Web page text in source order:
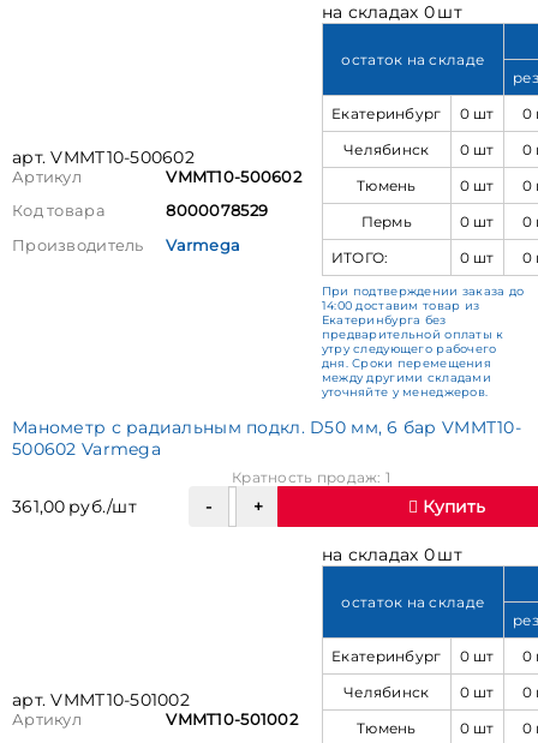
арт. VMMT10-500602
Артикул
VMMT10-500602
Код товара
8000078529
Производитель
Varmega
на складах 0 шт
остаток на складе
Екатеринбург
0 шт
0
Челябинск
0 шт
0
Тюмень
0 шт
0
Пермь
0 шт
0
ИТОГО:
0 шт 0
При подтверждении заказа до
14:00 доставим товар из
Екатеринбурга без
предварительной оплаты к
утру следующего рабочего
дня. Сроки перемещения
между другими складами
уточняйте у менеджеров.
Манометр с радиальным подкл. D50 мм, 6 бар VMMT10-
500602 Varmega
361,00 руб./шт
Кратность продаж: 1
Купить
арт. VMMT10-501002
Артикул
VMMT10-501002
на складах 0 шт
остаток на складе
Екатеринбург
0 шт
0
Челябинск
0 шт
0
Тюмень
0 шт
0